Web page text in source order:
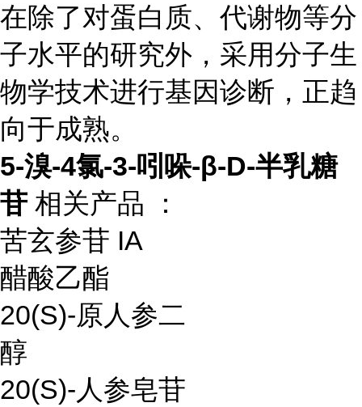
在除了对蛋白质、代谢物等分
子水平的研究外，采用分子生
物学技术进行基因诊断，正趋
向于成熟。
5-溴-4氯-3-吲哚-β-D-半乳糖
苷 相关产品 ：
苦玄参苷 IA
醋酸乙酯
20(S)-原人参二
醇
20(S)-人参皂苷